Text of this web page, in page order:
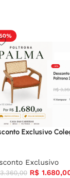
Exclusivo
Exclusivo
R$